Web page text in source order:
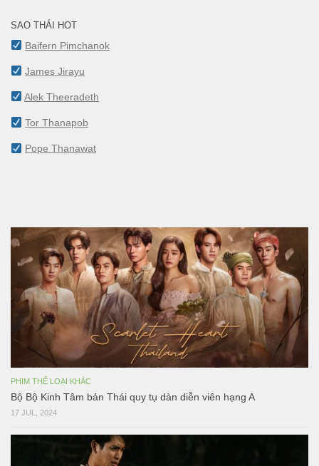
SAO THÁI HOT
Baifern Pimchanok
James Jirayu
Alek Theeradeth
Tor Thanapob
Pope Thanawat
PHIM THỂ LOẠI KHÁC
Bộ Bộ Kinh Tâm bản Thái quy tụ dàn diễn viên hạng A
17 JUL, 2024